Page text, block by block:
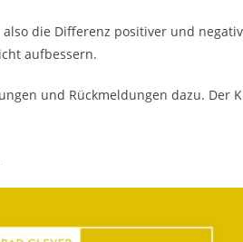
die Differenz positiver und
aufbessern.
und Rückmeldungen dazu. Der